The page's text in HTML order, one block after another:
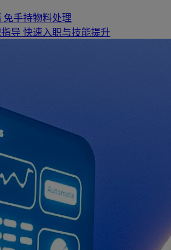
免手持物料处理
导 快速入职与技能提升